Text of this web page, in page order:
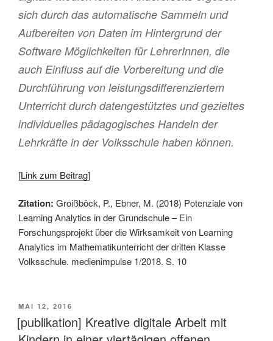
sich durch das automatische Sammeln und
Aufbereiten von Daten im Hintergrund der
Software Möglichkeiten für LehrerInnen, die
auch Einfluss auf die Vorbereitung und die
Durchführung von leistungsdifferenziertem
Unterricht durch datengestütztes und gezieltes
individuelles pädagogisches Handeln der
Lehrkräfte in der Volksschule haben können.
[Link zum Beitrag]
Zitation: Groißböck, P., Ebner, M. (2018) Potenziale von
Learning Analytics in der Grundschule – Ein
Forschungsprojekt über die Wirksamkeit von Learning
Analytics im Mathematikunterricht der dritten Klasse
Volksschule. medienimpulse 1/2018. S. 10
VERÖFFENTLICHT
AM
MAI 12, 2016
[publikation] Kreative digitale Arbeit mit